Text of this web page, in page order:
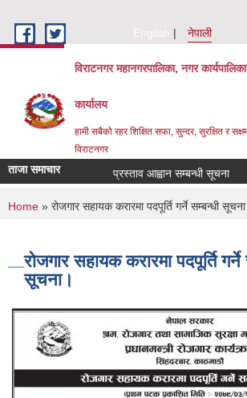
English
नेपाली
विराटनगर महानगरपालिका, नगर
कार्यालय
हामी सबैको रहर शिक्षित सफा, सुन्दर, सुरक्षित र
विराटनगर
ताजा समाचार प्रस्ताव आह्वान सम्बन्धी सूचना
You are here
Home » रोजगार सहायक करारमा पदपूर्ति गर्ने सम्बन्धी
रोजगार सहायक करारमा पदपूर्ति गर्ने
सूचना।